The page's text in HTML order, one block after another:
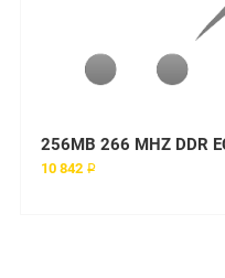
10 842 ₽